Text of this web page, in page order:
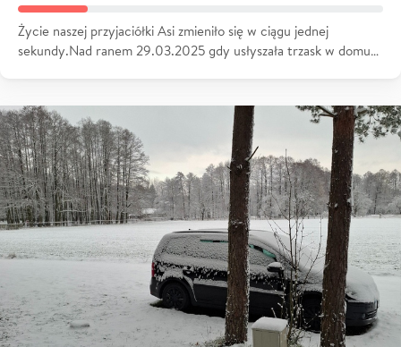
Życie naszej przyjaciółki Asi zmieniło się w ciągu jednej
sekundy.Nad ranem 29.03.2025 gdy usłyszała trzask w domu…